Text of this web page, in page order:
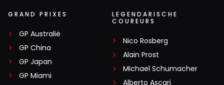
GRAND PRIXES
GP Australië
GP China
GP Japan
GP Miami
LEGENDARISCHE
COUREURS
Nico Rosberg
Alain Prost
Michael Schumacher
Alberto Ascari